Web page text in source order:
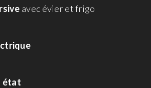
avec évier et frigo
état